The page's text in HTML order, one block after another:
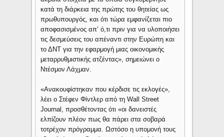
κατά τη διάρκεια της πρώτης του θητείας ως
πρωθυπουργός, και ότι τώρα εμφανίζεται πιο
αποφασισμένος απ’ ό,τι πριν για να υλοποιήσει
τις δεσμεύσεις του απέναντι στην Ευρώπη και
το ΔΝΤ για την εφαρμογή μιας οικονομικής
μεταρρυθμιστικής ατζέντας», σημειώνει ο
Ντέσμον Λάχμαν.
«Ανακουφίστηκαν που κέρδισε τις εκλογές»,
λέει ο Στέφεν Φίντλερ από τη Wall Street
Journal, προσθέτοντας ότι «οι δανειστές
ελπίζουν πλέον πως θα πάρει στα σοβαρά
τοτρέχον πρόγραμμα. Ωστόσο η υπομονή τους